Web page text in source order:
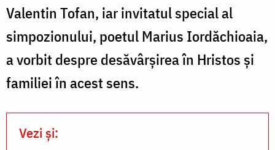
Valentin Tofan, iar invitatul special al
simpozionului, poetul Marius Iordăchioaia,
a vorbit despre desăvârșirea în Hristos și
familiei în acest sens.
Vezi și: